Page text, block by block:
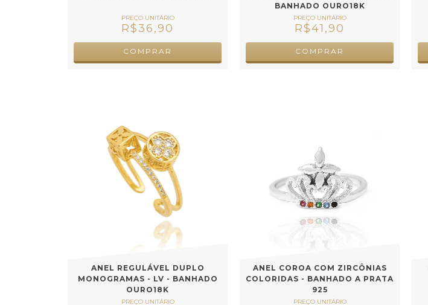
R$36,90
COMPRAR
BANHADO OURO18K
R$41,90
COMPRAR
ANEL REGULÁVEL DUPLO
MONOGRAMAS - LV - BANHADO
OURO18K
ANEL COROA COM ZIRCÔNIAS
COLORIDAS - BANHADO A PRATA
925